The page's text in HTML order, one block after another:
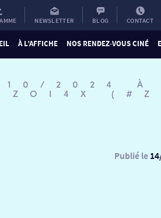
NEWSLETTER BLOG CONTACT
À L’AFFICHE NOS RENDEZ-VOUS CINÉ
10/2024 À
ZOI4X
Publié le